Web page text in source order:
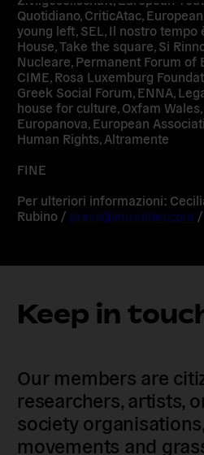
Quotidiano, CriticAtac,
young left, SEL, Il nostro tempo
House,Take the square, Si
Nucleare, Permanent Forum of
CIME, Rosa Luxemburg
Greek Social Forum, ENNA,
house for culture, Oxfam
Europanova, European
Human Rights, Altramente
FINE
Per ulteriori informazioni:
Rubino / press@euroalter.com
Keep in
Our members are
researchers, artists,
society
movements and